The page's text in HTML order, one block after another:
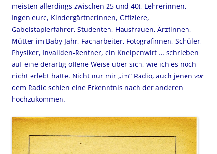
meisten allerdings zwischen 25 und 40), Lehrerinnen,
Ingenieure, Kindergärtnerinnen, Offiziere,
Gabelstaplerfahrer, Studenten, Hausfrauen, Ärztinnen,
Mütter im Baby-Jahr, Facharbeiter, Fotografinnen, Schüler,
Physiker, Invaliden-Rentner, ein Kneipenwirt … schrieben
auf eine derartig offene Weise über sich, wie ich es noch
nicht erlebt hatte. Nicht nur mir „im“ Radio, auch jenen vor
dem Radio schien eine Erkenntnis nach der anderen
hochzukommen.